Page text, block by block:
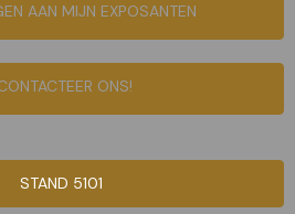
AAN MIJN EXPOSANTEN
ONS!
STAND 5101